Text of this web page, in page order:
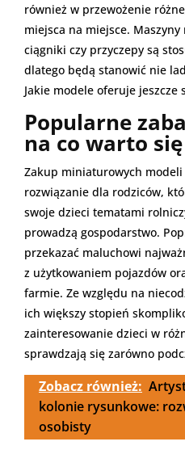
również w przewożenie
miejsca na miejsce.
ciągniki czy przyczepy są
dlatego będą stanowić nie
Jakie modele oferuje
Popularne
na co warto
Zakup miniaturowych
rozwiązanie dla rodziców,
swoje dzieci tematami
prowadzą gospodarstwo.
przekazać maluchowi
z użytkowaniem pojazdów
farmie. Ze względu na
ich większy stopień
zainteresowanie dzieci w
sprawdzają się zarówno
Zobacz również:
kolonie rysunkowe:
osobisty